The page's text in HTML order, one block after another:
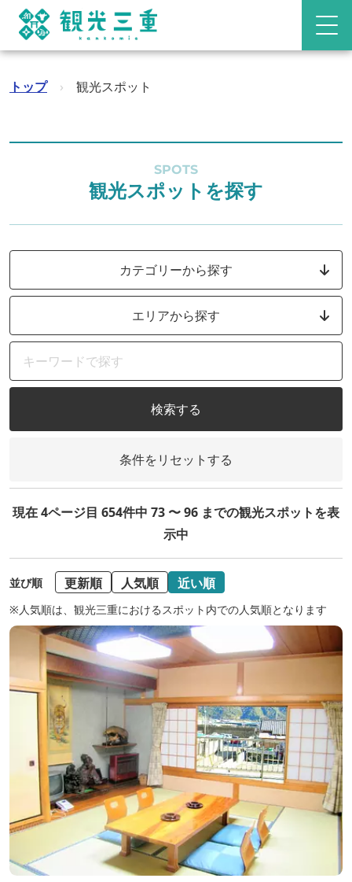
トップ › 観光スポット
SPOTS
観光スポットを探す
カテゴリーから探す
エリアから探す
検索する
条件をリセットする
現在 4ページ目 654件中 73 〜 96 までの観光スポットを表
示中
並び順 更新順 人気順 近い順
※人気順は、観光三重におけるスポット内での人気順となります